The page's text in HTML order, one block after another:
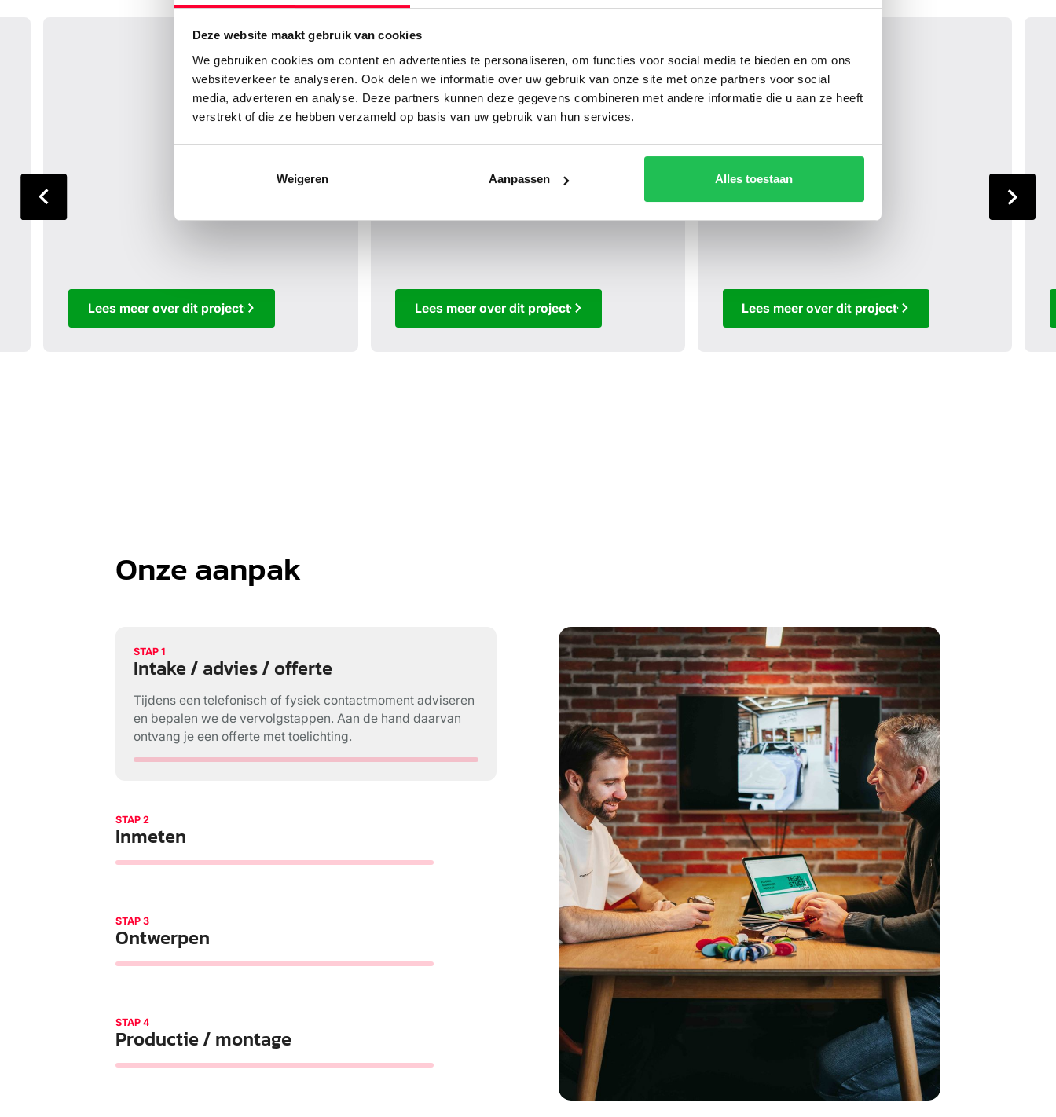
Deze website maakt gebruik van cookies
We gebruiken cookies om content en advertenties te personaliseren, om functies voor social media te bieden en om ons
websiteverkeer te analyseren. Ook delen we informatie over uw gebruik van onze site met onze partners voor social
media, adverteren en analyse. Deze partners kunnen deze gegevens combineren met andere informatie die u aan ze heeft
verstrekt of die ze hebben verzameld op basis van uw gebruik van hun services.
Weigeren Aanpassen Alles toestaan
Lees meer over dit project Lees meer over dit project Lees meer over dit project
Onze aanpak
STAP 1
Intake / advies / offerte
Tijdens een telefonisch of fysiek contactmoment adviseren
en bepalen we de vervolgstappen. Aan de hand daarvan
ontvang je een offerte met toelichting.
STAP 2
Inmeten
STAP 3
Ontwerpen
STAP 4
Productie / montage